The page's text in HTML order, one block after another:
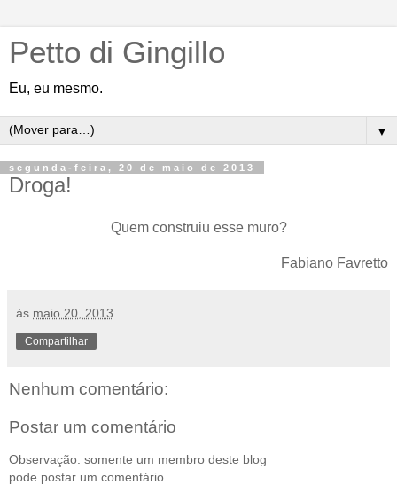
Petto di Gingillo
Eu, eu mesmo.
▼
segunda-feira, 20 de maio de 2013
Droga!
Quem construiu esse muro?
Fabiano Favretto
às maio 20, 2013
Compartilhar
Nenhum comentário:
Postar um comentário
Observação: somente um membro deste blog
pode postar um comentário.